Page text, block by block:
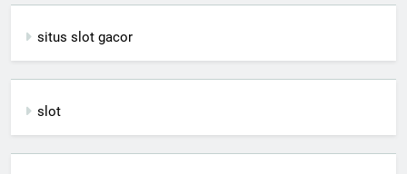
situs slot gacor
slot